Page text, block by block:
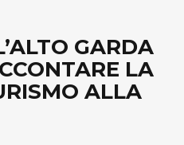
GARDA
LA
ALLA